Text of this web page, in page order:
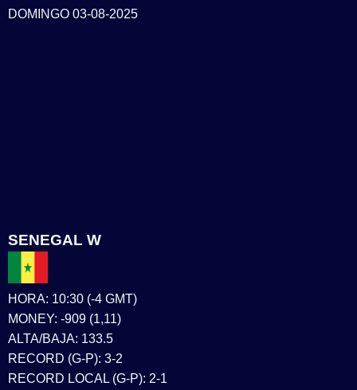
DOMINGO 03-08-2025
SENEGAL W
HORA: 10:30 (-4 GMT)
MONEY: -909 (1,11)
ALTA/BAJA: 133.5
RECORD (G-P): 3-2
RECORD LOCAL (G-P): 2-1